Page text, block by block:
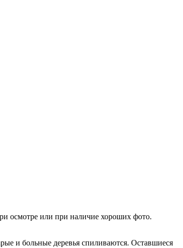
осмотре или при наличие хороших фото.
и больные деревья спиливаются. Оставшиеся